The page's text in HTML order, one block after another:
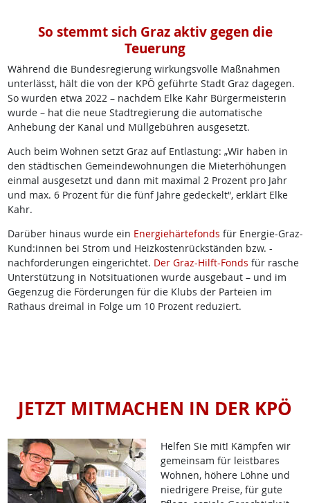
So stemmt sich Graz aktiv gegen die
Teuerung
Während die Bundesregierung wirkungsvolle Maßnahmen
unterlässt, hält die von der KPÖ geführte Stadt Graz dagegen.
So wurden etwa 2022 – nachdem Elke Kahr Bürgermeisterin
wurde – hat die neue Stadtregierung die automatische
Anhebung der Kanal und Müllgebühren ausgesetzt.
Auch beim Wohnen setzt Graz auf Entlastung: „Wir haben in
den städtischen Gemeindewohnungen die Mieterhöhungen
einmal ausgesetzt und dann mit maximal 2 Prozent pro Jahr
und max. 6 Prozent für die fünf Jahre gedeckelt“, erklärt Elke
Kahr.
Darüber hinaus wurde ein Energiehärtefonds für Energie-Graz-
Kund:innen bei Strom und Heizkostenrückständen bzw. -
nachforderungen eingerichtet. Der Graz-Hilft-Fonds für rasche
Unterstützung in Notsituationen wurde ausgebaut – und im
Gegenzug die Förderungen für die Klubs der Parteien im
Rathaus dreimal in Folge um 10 Prozent reduziert.
JETZT MITMACHEN IN DER KPÖ
Helfen Sie mit! Kämpfen wir
gemeinsam für leistbares
Wohnen, höhere Löhne und
niedrigere Preise, für gute